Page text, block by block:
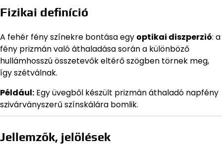
Fizikai definíció
A fehér fény színekre bontása egy optikai diszperzió: a
fény prizmán való áthaladása során a különböző
hullámhosszú összetevők eltérő szögben törnek meg,
így szétválnak.
Például: Egy üvegből készült prizmán áthaladó napfény
szivárványszerű színskálára bomlik.
Jellemzők, jelölések